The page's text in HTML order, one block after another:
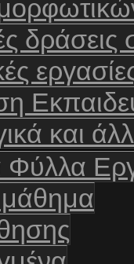
δράσεις
και
Φύλλα
μάθημα